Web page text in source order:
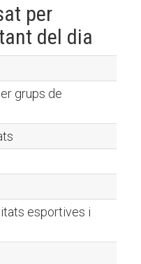
per
del dia
grups de
esportives i